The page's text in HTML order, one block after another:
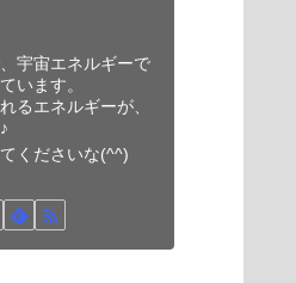
宇宙エネルギーで
います。
るエネルギーが、
くださいな(^^)